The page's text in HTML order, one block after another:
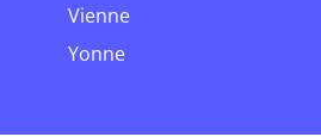
Vienne
Yonne